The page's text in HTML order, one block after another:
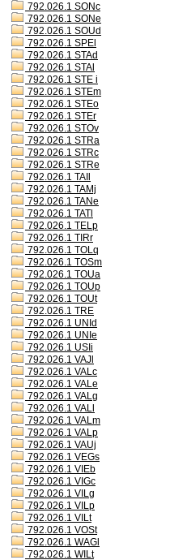
792.026.1 SONc
792.026.1 SONe
792.026.1 SOUd
792.026.1 SPEl
792.026.1 STAd
792.026.1 STAl
792.026.1 STE i
792.026.1 STEm
792.026.1 STEo
792.026.1 STEr
792.026.1 STOv
792.026.1 STRa
792.026.1 STRc
792.026.1 STRe
792.026.1 TAIl
792.026.1 TAMj
792.026.1 TANe
792.026.1 TATl
792.026.1 TELp
792.026.1 TIRr
792.026.1 TOLq
792.026.1 TOSm
792.026.1 TOUa
792.026.1 TOUp
792.026.1 TOUt
792.026.1 TRE
792.026.1 UNId
792.026.1 UNIe
792.026.1 USIi
792.026.1 VAJl
792.026.1 VALc
792.026.1 VALe
792.026.1 VALg
792.026.1 VALl
792.026.1 VALm
792.026.1 VALp
792.026.1 VAUj
792.026.1 VEGs
792.026.1 VIEb
792.026.1 VIGc
792.026.1 VILg
792.026.1 VILp
792.026.1 VILt
792.026.1 VOSt
792.026.1 WAGl
792.026.1 WILt